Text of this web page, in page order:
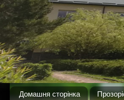
Домашня сторінка